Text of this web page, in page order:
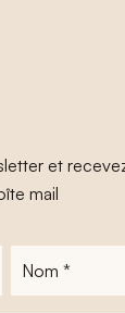
et
mail
Nom